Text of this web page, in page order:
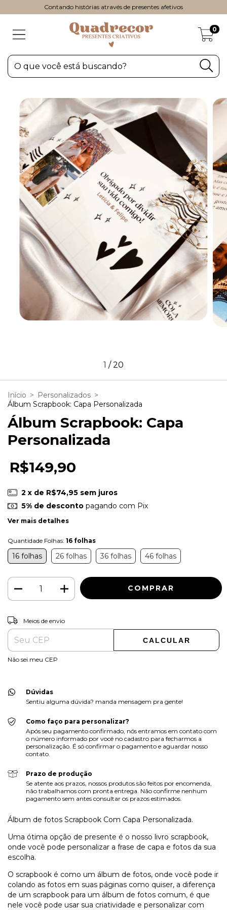
Contando histórias através de presentes afetivos
0
1 /20
Início > Personalizados >
Álbum Scrapbook: Capa Personalizada
Álbum Scrapbook: Capa
Personalizada
R$149,90
2 x de R$74,95 sem juros
5% de descontopagando com Pix
Ver mais detalhes
Quantidade Folhas: 16 folhas
16 folhas 26 folhas 36 folhas 46 folhas
Entregas para o CEP:
Meios de envio
CALCULAR
Não sei meu CEP
Dúvidas
Sentiu alguma dúvida? manda mensagem pra gente!
Como faço para personalizar?
Após seu pagamento confirmado, nós entramos em contato com
o número informado por você no cadastro para fecharmos a
personalização. É só confirmar o pagamento e aguardar nosso
contato.
Prazo de produção
Se atente aos prazos, nossos produtos são feitos por encomenda,
não trabalhamos com pronta entrega. Não confirme nenhum
pagamento sem antes consultar os prazos estimados.
Álbum de fotos Scrapbook Com Capa Personalizada.
Uma ótima opção de presente é o nosso livro scrapbook,
onde você pode personalizar a frase de capa e fotos da sua
escolha.
O scrapbook é como um álbum de fotos, onde você pode ir
colando as fotos em suas páginas como quiser, a diferença
de um scrapbook para um álbum de fotos comum, é que
nele você pode usar sua criatividade e personalizar com